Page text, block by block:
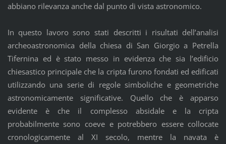
abbiano rilevanza anche dal punto di vista astronomico.
In questo lavoro sono stati descritti i risultati dell’analisi
archeoastronomica della chiesa di San Giorgio a Petrella
Tifernina ed è stato messo in evidenza che sia l’edificio
chiesastico principale che la cripta furono fondati ed edificati
utilizzando una serie di regole simboliche e geometriche
astronomicamente significative. Quello che è apparso
evidente è che il complesso absidale e la cripta
probabilmente sono coeve e potrebbero essere collocate
cronologicamente al XI secolo, mentre la navata è